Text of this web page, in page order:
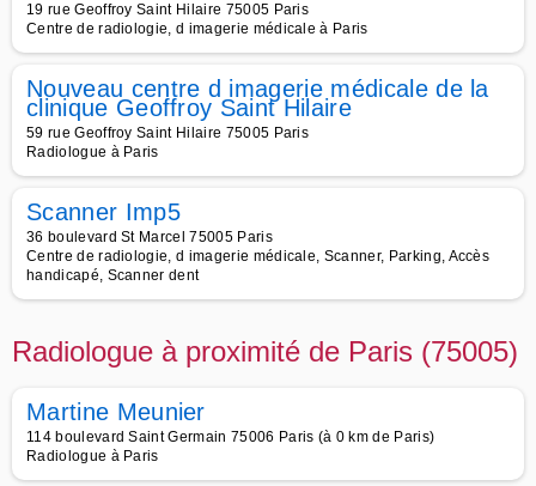
19 rue Geoffroy Saint Hilaire 75005 Paris
Centre de radiologie, d imagerie médicale à Paris
Nouveau centre d imagerie médicale de la
clinique Geoffroy Saint Hilaire
59 rue Geoffroy Saint Hilaire 75005 Paris
Radiologue à Paris
Scanner Imp5
36 boulevard St Marcel 75005 Paris
Centre de radiologie, d imagerie médicale, Scanner, Parking, Accès
handicapé, Scanner dent
Radiologue à proximité de Paris (75005)
Martine Meunier
114 boulevard Saint Germain 75006 Paris (à 0 km de Paris)
Radiologue à Paris